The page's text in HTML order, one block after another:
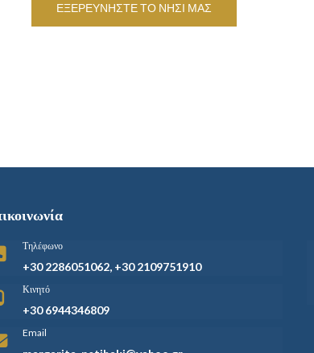
ΕΞΕΡΕΥΝΗΣΤΕ ΤΟ ΝΗΣΙ ΜΑΣ
Τηλέφωνο
+30 2286051062, +30 2109751910
Κινητό
+30 6944346809
Email